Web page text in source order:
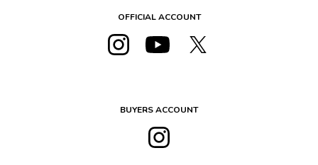
OFFICIAL ACCOUNT
BUYERS ACCOUNT